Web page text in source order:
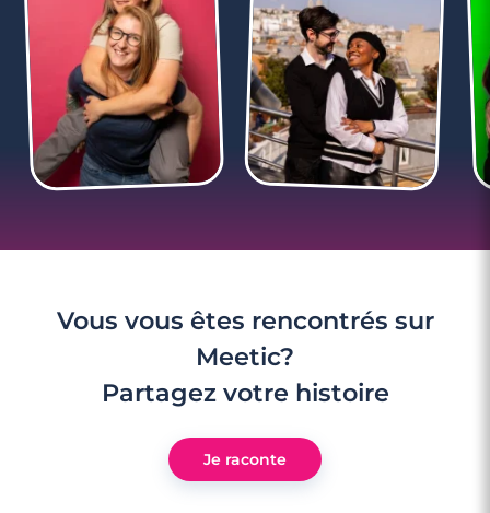
4 minutes
Rencontre à Draveil
Vous vous êtes rencontrés sur
Meetic?
Partagez votre histoire
Je raconte